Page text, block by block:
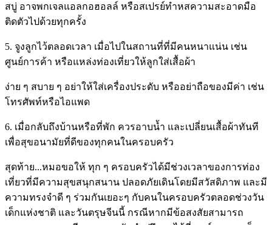
สบู่ อาจพกเจลแอลกอฮอลล์ หรือสเปรย์ทำหสความสะอาดมือ
ติดตัวไปด้วยทุกครั้ง
5. จูงลูกไว้ตลอดเวลา เมื่อไปในสถานที่ที่มีคนหนาแน่น เช่น
ศูนย์การค้า หรือแหล่งท่องเที่ยวให้ลูกใส่เสื้อผ้า
ง่าย ๆ สบาย ๆ อย่าให้ใส่เครื่องประดับ หรืออย่าถือของมีค่า เช่น
โทรศัพท์หรือไอแพด
6. เมื่อกลับถึงบ้านหรือที่พัก ควรอาบนํ้า และเปลี่ยนเสื้อผ้าทันที
เพื่อสุขอนามัยที่ดีของทุกคนในครอบครัว
สุดท้าย...หมอขอให้ ทุก ๆ ครอบครัวได้มีช่วงเวลาของการท่อง
เที่ยวที่มีความสุขสนุกสนาน ปลอดภัยเดินโดยมีสวัสดิภาพ และมี
ความทรงจำดี ๆ ร่วมกันเยอะๆ กับคนในครอบครัวตลอดช่วงวัน
เด็กแห่งชาติ และวันตรุษจีนนี้ กรณีหากมีข้อสงสัยสามารถ